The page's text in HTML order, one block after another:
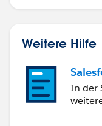
Weitere Hilfe
In der